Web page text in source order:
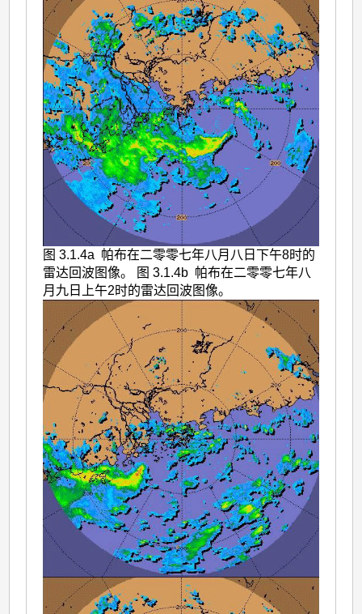
图 3.1.4a 帕布在二零零七年八月八日下午8时的
雷达回波图像。 图 3.1.4b 帕布在二零零七年八
月九日上午2时的雷达回波图像。